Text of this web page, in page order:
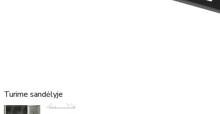
Turime sandėlyje